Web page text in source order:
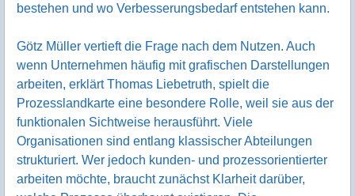
bestehen und wo Verbesserungsbedarf entstehen kann.
Götz Müller vertieft die Frage nach dem Nutzen. Auch
wenn Unternehmen häufig mit grafischen Darstellungen
arbeiten, erklärt Thomas Liebetruth, spielt die
Prozesslandkarte eine besondere Rolle, weil sie aus der
funktionalen Sichtweise herausführt. Viele
Organisationen sind entlang klassischer Abteilungen
strukturiert. Wer jedoch kunden- und prozessorientierter
arbeiten möchte, braucht zunächst Klarheit darüber,